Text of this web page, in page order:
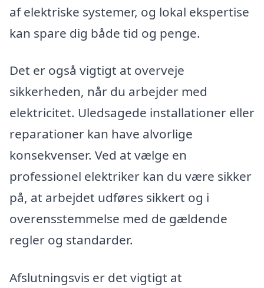
af elektriske systemer, og lokal ekspertise
kan spare dig både tid og penge.
Det er også vigtigt at overveje
sikkerheden, når du arbejder med
elektricitet. Uledsagede installationer eller
reparationer kan have alvorlige
konsekvenser. Ved at vælge en
professionel elektriker kan du være sikker
på, at arbejdet udføres sikkert og i
overensstemmelse med de gældende
regler og standarder.
Afslutningsvis er det vigtigt at